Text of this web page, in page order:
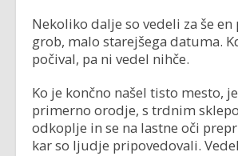
Nekoliko dalje so vedeli za še en
grob, malo starejšega datuma.
počival, pa ni vedel nihče.
Ko je končno našel tisto mesto,
primerno orodje, s trdnim
odkoplje in se na lastne oči
kar so ljudje pripovedovali.